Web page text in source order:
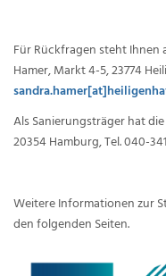
Für Rückfragen steht Ihnen
Hamer, Markt 4-5, 23774
Als Sanierungsträger hat
20354 Hamburg, Tel. 040-
Weitere Informationen zur
den folgenden Seiten.